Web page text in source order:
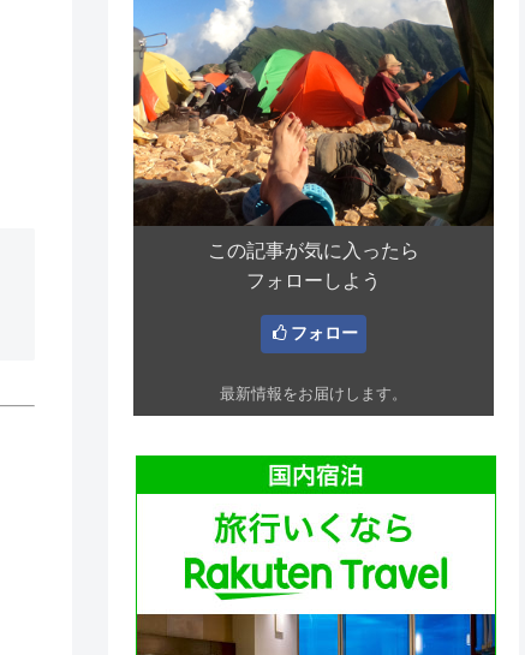
この記事が気に入ったら
フォローしよう
フォロー
最新情報をお届けします。